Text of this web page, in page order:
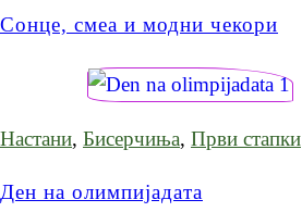
Сонце, смеа и модни чекори
Настани, Бисерчиња, Први стапки
Ден на олимпијадата